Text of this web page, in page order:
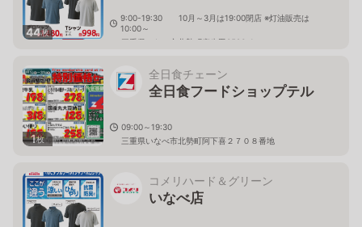
44枚
9:00-19:30 10月～3月は19:00閉店 ※灯油販売は
10:00～
三重県いなべ市北勢町麻生田3586-1
1枚
全日食チェーン
全日食フードショップテル
09:00～19:30
三重県いなべ市北勢町阿下喜２７０８番地
コメリハード＆グリーン
いなべ店